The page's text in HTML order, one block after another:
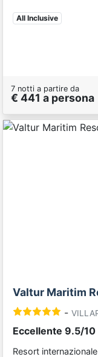
All Inclusive
7 notti a partire da
€ 441 a persona
Valtur Maritim
-
Eccellente 9.5/10
Resort